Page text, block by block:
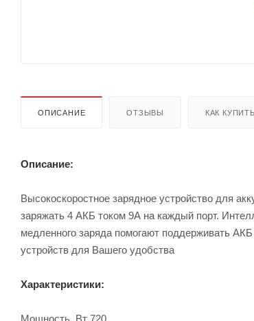
ОПИСАНИЕ ОТЗЫВЫ КАК КУПИТЬ
Описание:
Высокоскоростное зарядное устройство для
заряжать 4 АКБ током 9А на каждый порт.
медленного заряда помогают поддерживать
устройств для Вашего удобства
Характеристики:
Мощность, Вт 720